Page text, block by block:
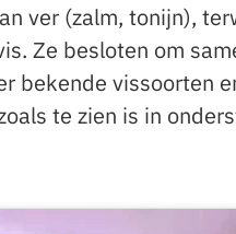
ver (zalm, tonijn),
Ze besloten om
bekende vissoorten
te zien is in